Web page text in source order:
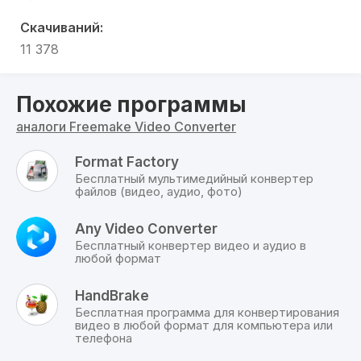
технологий CUDA и DXVA в русском video
converter существенно ускоряет процесс
FREEMAKE VIDEO CONVERTER ИМЕЕТ
СЛЕДУЮЩИЕ ПРЕИМУЩЕСТВА:
Оперирование большинством форматов, при
наличии бесплатно скачанного freemake
video;
фото-, аудио- и видеофайлами;
Копирование, прожиг, риппование Blu-ray и
DVD дисков;
обеспечивает формирование превосходных
слайд-шоу с добавлением звуковых дорожек
и видеороликов;
Простота управления, легкая загрузка на
Скачиваний:
11 378
Похожие программы
аналоги Freemake Video Converter
Format Factory
Бесплатный мультимедийный конвертер
файлов (видео, аудио, фото)
Any Video Converter
Бесплатный конвертер видео и аудио в
любой формат
HandBrake
Бесплатная программа для конвертирования
видео в любой формат для компьютера или
телефона